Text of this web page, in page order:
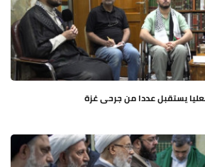
يستقبل عددا من جرحى غزة